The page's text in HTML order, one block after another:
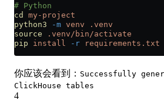
# Python
cd
my-project
python3 -m venv .venv
source .venv/bin/activate
pip install -r requirements.txt
你应该会看到： Successfully
ClickHouse tables
4